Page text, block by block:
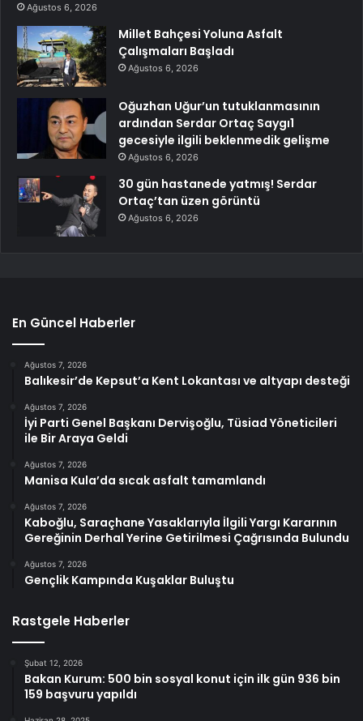
Ağustos 6, 2026
Millet Bahçesi Yoluna Asfalt
Çalışmaları Başladı
Ağustos 6, 2026
Oğuzhan Uğur’un tutuklanmasının
ardından Serdar Ortaç Saygı1
gecesiyle ilgili beklenmedik gelişme
Ağustos 6, 2026
30 gün hastanede yatmış! Serdar
Ortaç’tan üzen görüntü
Ağustos 6, 2026
En Güncel Haberler
Ağustos 7, 2026
Balıkesir’de Kepsut’a Kent Lokantası ve altyapı desteği
Ağustos 7, 2026
İyi Parti Genel Başkanı Dervişoğlu, Tüsiad Yöneticileri
ile Bir Araya Geldi
Ağustos 7, 2026
Manisa Kula’da sıcak asfalt tamamlandı
Ağustos 7, 2026
Kaboğlu, Saraçhane Yasaklarıyla İlgili Yargı Kararının
Gereğinin Derhal Yerine Getirilmesi Çağrısında Bulundu
Ağustos 7, 2026
Gençlik Kampında Kuşaklar Buluştu
Rastgele Haberler
Şubat 12, 2026
Bakan Kurum: 500 bin sosyal konut için ilk gün 936 bin
159 başvuru yapıldı